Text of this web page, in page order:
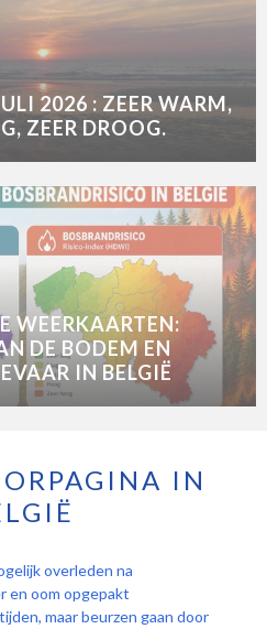
2026 : ZEER WARM,
ZEER DROOG.
WEERKAARTEN:
DE BODEM EN
IN BELGIË
IN
overleden na
en oom opgepakt
maar beurzen gaan door